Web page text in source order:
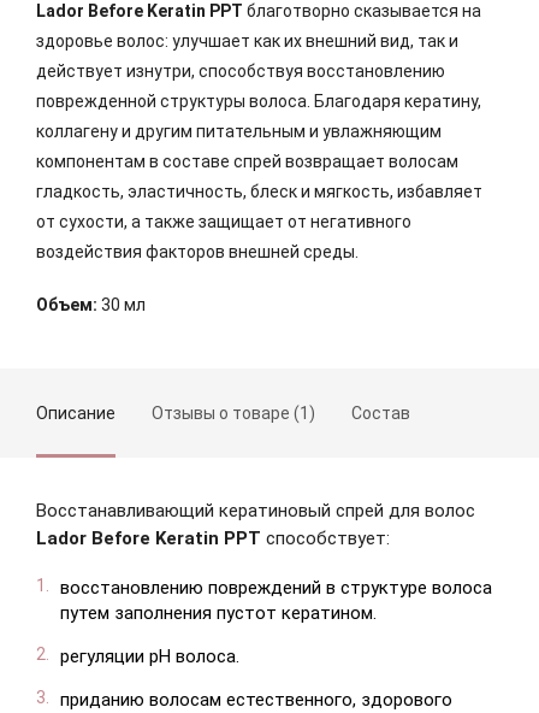
Lador Before Keratin PPT благотворно сказывается на
здоровье волос: улучшает как их внешний вид, так и
действует изнутри, способствуя восстановлению
поврежденной структуры волоса. Благодаря кератину,
коллагену и другим питательным и увлажняющим
компонентам в составе спрей возвращает волосам
гладкость, эластичность, блеск и мягкость, избавляет
от сухости, а также защищает от негативного
воздействия факторов внешней среды.
Объем: 30 мл
Описание Отзывы о товаре (1) Состав
Восстанавливающий кератиновый спрей для волос
Lador Before Keratin PPT способствует:
восстановлению повреждений в структуре волоса
путем заполнения пустот кератином.
регуляции pH волоса.
приданию волосам естественного, здорового